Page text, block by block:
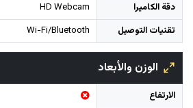
دقة الكاميرا
HD Webcam
تقنيات التوصيل
Wi-Fi/Bluetooth
الوزن والأبعاد
الارتفاع